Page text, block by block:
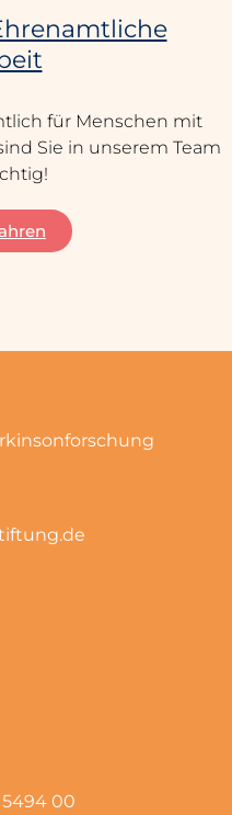
für Menschen mit
Sie in unserem Team
5494 00